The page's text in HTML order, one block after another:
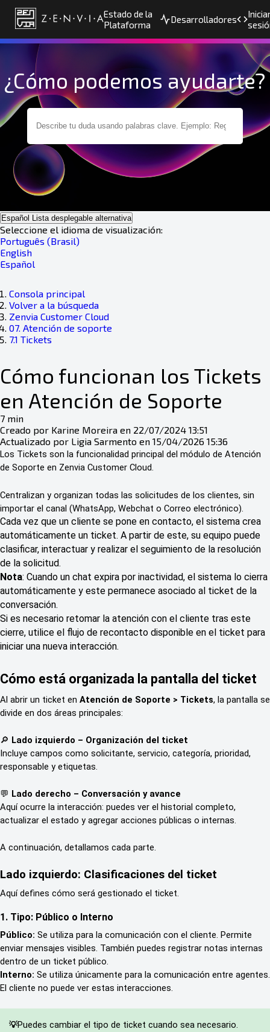
Estado de la
Plataforma
Desarrolladores
¿Cómo podemos ayudarte?
Español Lista desplegable alternativa
Seleccione el idioma de visualización:
Português (Brasil)
English
Español
Consola principal
Volver a la búsqueda
Zenvia Customer Cloud
07. Atención de soporte
7.1 Tickets
Cómo funcionan los Tickets
en Atención de Soporte
7 min
Creado por Karine Moreira en 22/07/2024 13:51
Actualizado por Ligia Sarmento en 15/04/2026 15:36
Los Tickets son la funcionalidad principal del módulo de Atención
de Soporte en Zenvia Customer Cloud.
Centralizan y organizan todas las solicitudes de los clientes, sin
importar el canal (WhatsApp, Webchat o Correo electrónico).
Cada vez que un cliente se pone en contacto, el sistema crea
automáticamente un ticket. A partir de este, su equipo puede
clasificar, interactuar y realizar el seguimiento de la resolución
de la solicitud.
Nota: Cuando un chat expira por inactividad, el sistema lo cierra
automáticamente y este permanece asociado al ticket de la
conversación.
Si es necesario retomar la atención con el cliente tras este
cierre, utilice el flujo de recontacto disponible en el ticket para
iniciar una nueva interacción.
Cómo está organizada la pantalla del ticket
Al abrir un ticket en Atención de Soporte > Tickets, la pantalla se
divide en dos áreas principales:
🔎 Lado izquierdo – Organización del ticket
Incluye campos como solicitante, servicio, categoría, prioridad,
responsable y etiquetas.
💬 Lado derecho – Conversación y avance
Aquí ocurre la interacción: puedes ver el historial completo,
actualizar el estado y agregar acciones públicas o internas.
A continuación, detallamos cada parte.
Lado izquierdo: Clasificaciones del ticket
Aquí defines cómo será gestionado el ticket.
1. Tipo: Público o Interno
Público: Se utiliza para la comunicación con el cliente. Permite
enviar mensajes visibles. También puedes registrar notas internas
dentro de un ticket público.
Interno: Se utiliza únicamente para la comunicación entre agentes.
El cliente no puede ver estas interacciones.
💡Puedes cambiar el tipo de ticket cuando sea necesario.